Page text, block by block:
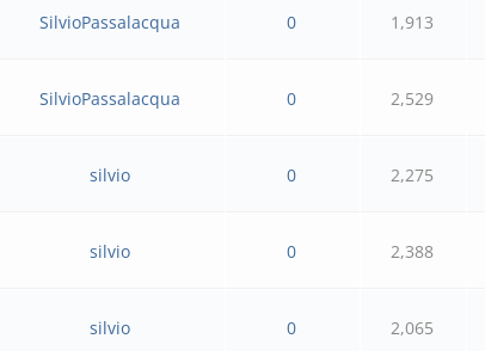
SilvioPassalacqua 0 1,913
SilvioPassalacqua 0 2,529
silvio 0 2,275
silvio 0 2,388
silvio 0 2,065